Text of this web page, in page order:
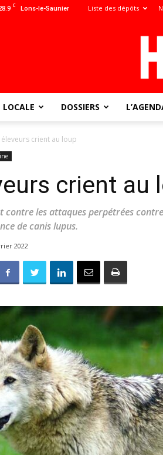
C Lons-le-Saunier Liste des dépôts
LOCALE DOSSIERS
éleveurs crient au loup
crient au
contre les attaques perpétrées
de canis lupus.
2022